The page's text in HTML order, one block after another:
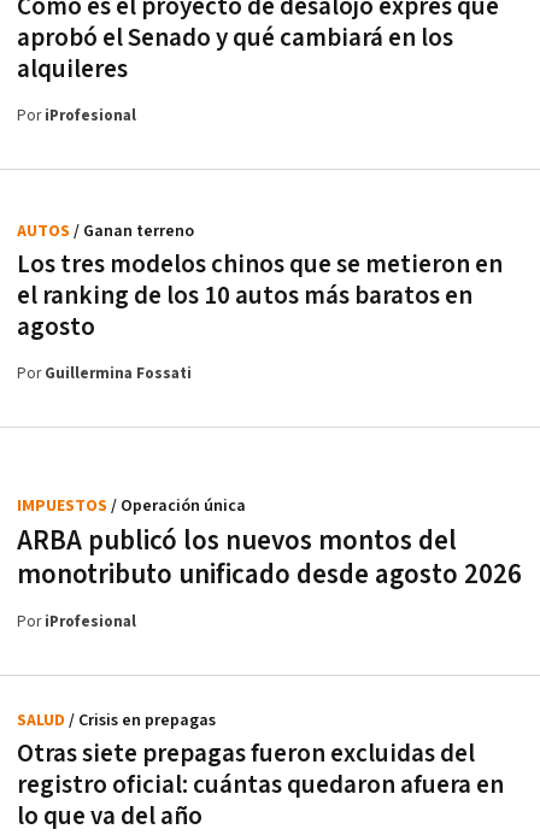
Cómo es el proyecto de desalojo exprés que
aprobó el Senado y qué cambiará en los
alquileres
PoriProfesional
Los tres modelos chinos que se metieron en
el ranking de los 10 autos más baratos en
agosto
AUTOS / Ganan terreno
PorGuillermina Fossati
ARBA publicó los nuevos montos del
monotributo unificado desde agosto 2026
IMPUESTOS / Operación única
PoriProfesional
Otras siete prepagas fueron excluidas del
registro oficial: cuántas quedaron afuera en
lo que va del año
SALUD / Crisis en prepagas